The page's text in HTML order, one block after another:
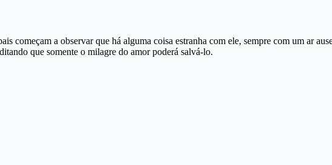
começam a observar que há alguma coisa estranha com ele, sempre com um ar
que somente o milagre do amor poderá salvá-lo.